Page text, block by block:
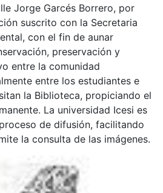
Jorge Garcés Borrero, por
suscrito con la Secretaria
con el fin de aunar
preservación y
entre la comunidad
entre los estudiantes e
la Biblioteca, propiciando el
La universidad Icesi es
de difusión, facilitando
la consulta de las imágenes.